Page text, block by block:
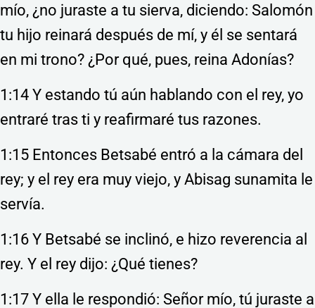
mío, ¿no juraste a tu sierva, diciendo: Salomón
tu hijo reinará después de mí, y él se sentará
en mi trono? ¿Por qué, pues, reina Adonías?
1:14 Y estando tú aún hablando con el rey, yo
entraré tras ti y reafirmaré tus razones.
1:15 Entonces Betsabé entró a la cámara del
rey; y el rey era muy viejo, y Abisag sunamita le
servía.
1:16 Y Betsabé se inclinó, e hizo reverencia al
rey. Y el rey dijo: ¿Qué tienes?
1:17 Y ella le respondió: Señor mío, tú juraste a